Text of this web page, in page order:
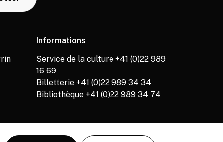
Informations
Service de la culture +41 (0)22 989
16 69
Billetterie +41 (0)22 989 34 34
Bibliothèque +41 (0)22 989 34 74